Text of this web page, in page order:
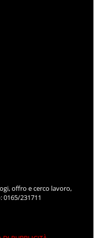
offro e cerco lavoro,
231711